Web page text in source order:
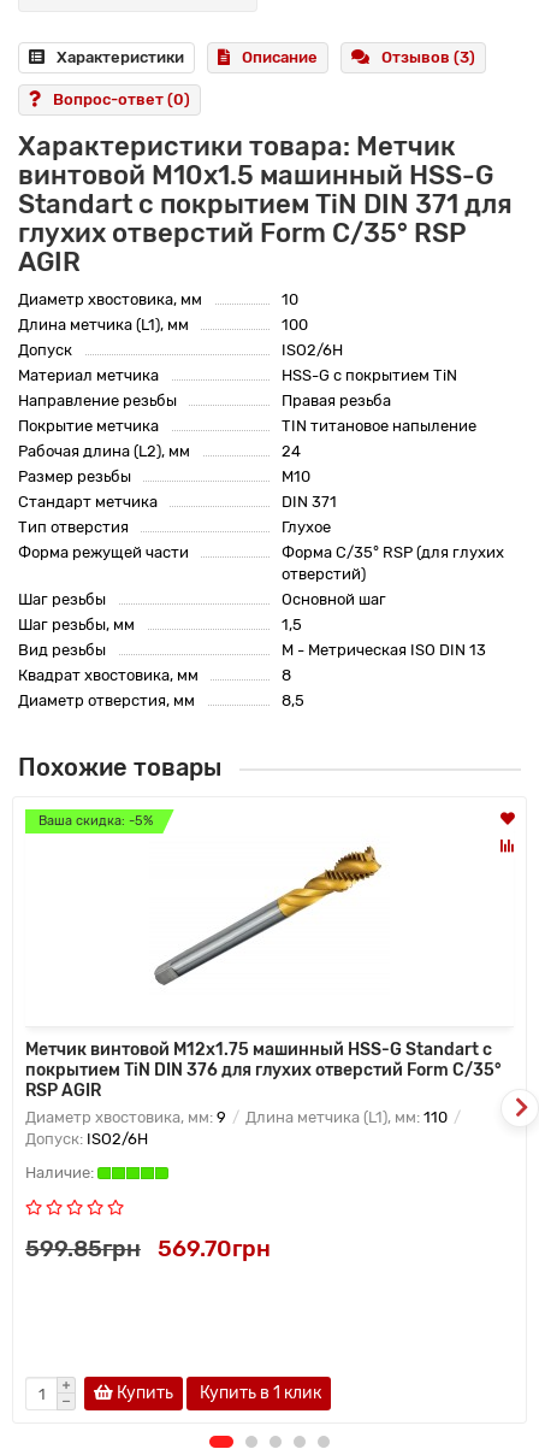
Характеристики Описание Отзывов (3)
Вопрос-ответ (0)
Характеристики товара: Метчик
винтовой M10x1.5 машинный HSS-G
Standart с покрытием TiN DIN 371 для
глухих отверстий Form C/35° RSP
AGIR
Диаметр хвостовика, мм
10
Длина метчика (L1), мм
100
Допуск
ISO2/6H
Материал метчика
HSS-G с покрытием TiN
Направление резьбы
Правая резьба
Покрытие метчика
TIN титановое напыление
Рабочая длина (L2), мм
24
Размер резьбы
M10
Стандарт метчика
DIN 371
Тип отверстия
Глухое
Форма режущей части
Форма C/35° RSP (для глухих
отверстий)
Шаг резьбы
Основной шаг
Шаг резьбы, мм
1,5
Вид резьбы
M - Метрическая ISO DIN 13
Квадрат хвостовика, мм
8
Диаметр отверстия, мм
8,5
Похожие товары
Ваша скидка: -5%
Метчик винтовой M12x1.75 машинный HSS-G Standart с
покрытием TiN DIN 376 для глухих отверстий Form C/35°
RSP AGIR
Диаметр хвостовика, мм: 9 Длина метчика (L1), мм: 110
Допуск: ISO2/6H
599.85грн 569.70грн
Купить Купить в 1 клик